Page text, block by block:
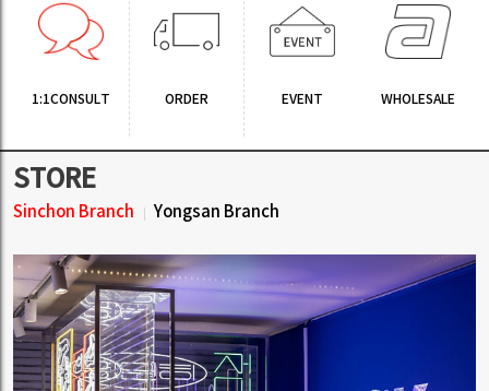
1:1CONSULT ORDER EVENT WHOLESALE
STORE
Sinchon Branch Yongsan Branch